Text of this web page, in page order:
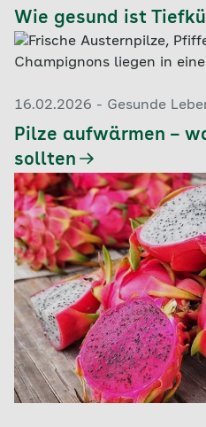
Wie gesund ist
16.02.2026 - Gesunde
Pilze aufwärmen –
sollten